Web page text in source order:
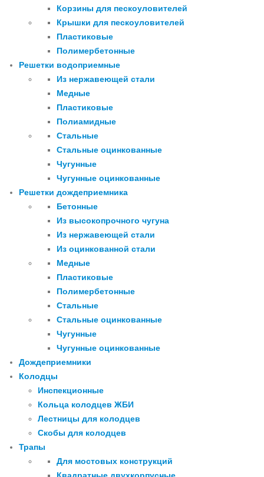
Корзины для пескоуловителей
Крышки для пескоуловителей
Пластиковые
Полимербетонные
Решетки водоприемные
Из нержавеющей стали
Медные
Пластиковые
Полиамидные
Стальные
Стальные оцинкованные
Чугунные
Чугунные оцинкованные
Решетки дождеприемника
Бетонные
Из высокопрочного чугуна
Из нержавеющей стали
Из оцинкованной стали
Медные
Пластиковые
Полимербетонные
Стальные
Стальные оцинкованные
Чугунные
Чугунные оцинкованные
Дождеприемники
Колодцы
Инспекционные
Кольца колодцев ЖБИ
Лестницы для колодцев
Скобы для колодцев
Трапы
Для мостовых конструкций